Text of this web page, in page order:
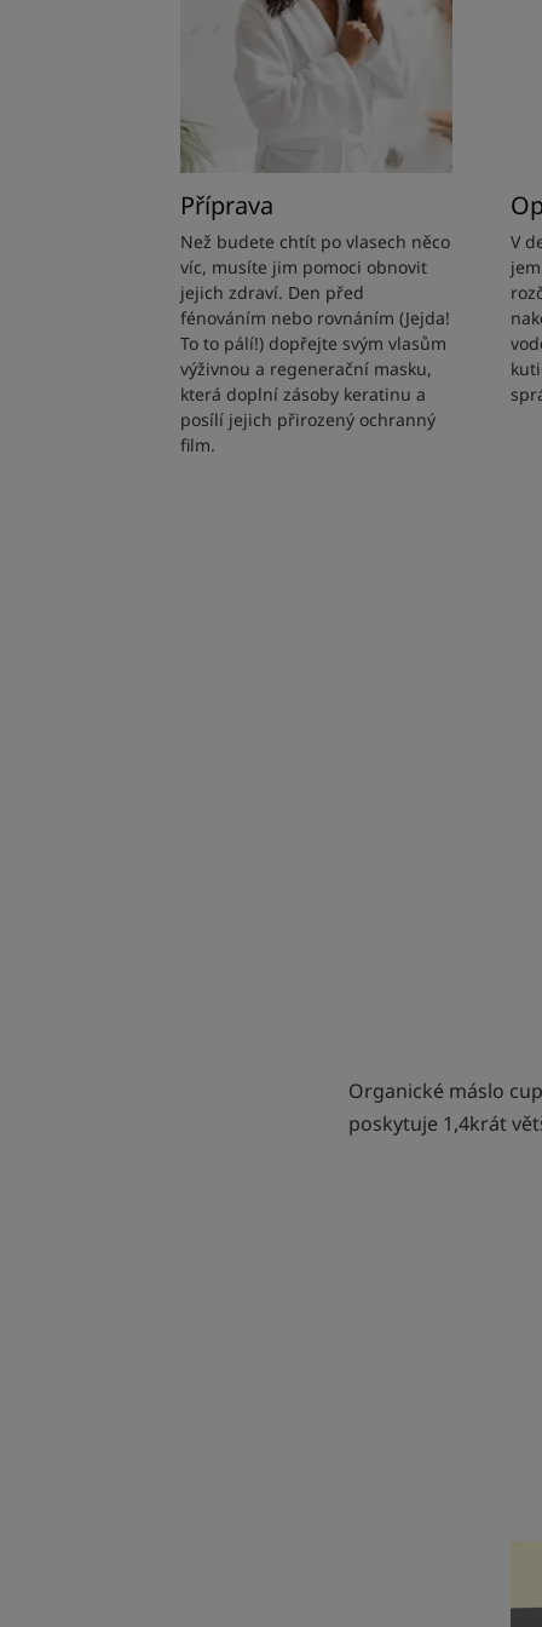
Příprava
Než budete chtít po vlasech něco
víc, musíte jim pomoci obnovit
jejich zdraví. Den před
fénováním nebo rovnáním (Jejda!
To to pálí!) dopřejte svým vlasům
výživnou a regenerační masku,
která doplní zásoby keratinu a
posílí jejich přirozený ochranný
film.
V
Organické máslo
poskytuje 1,4krát